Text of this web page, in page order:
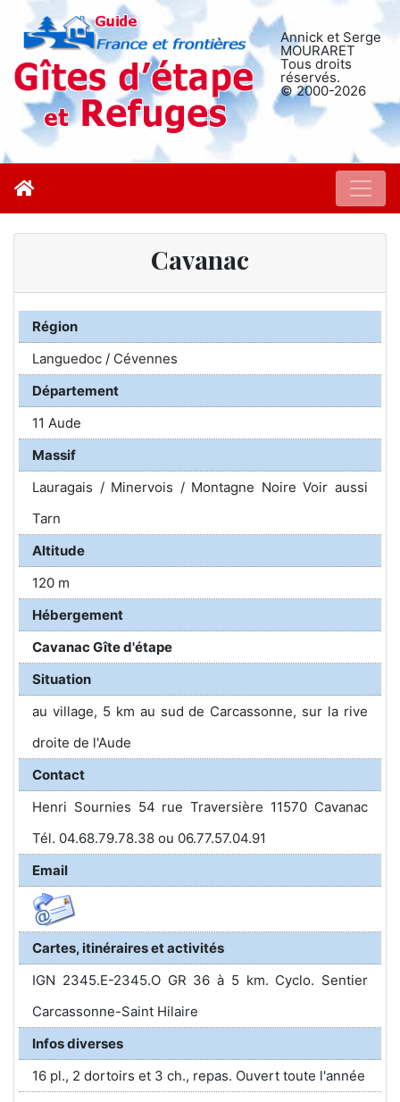
Annick et Serge
MOURARET
Tous droits
réservés.
© 2000-2026
Cavanac
Région
Languedoc / Cévennes
Département
11 Aude
Massif
Lauragais / Minervois / Montagne Noire Voir aussi
Tarn
Altitude
120 m
Hébergement
Cavanac Gîte d'étape
Situation
au village, 5 km au sud de Carcassonne, sur la rive
droite de l'Aude
Contact
Henri Sournies 54 rue Traversière 11570 Cavanac
Tél. 04.68.79.78.38 ou 06.77.57.04.91
Email
Cartes, itinéraires et activités
IGN 2345.E-2345.O GR 36 à 5 km. Cyclo. Sentier
Carcassonne-Saint Hilaire
Infos diverses
16 pl., 2 dortoirs et 3 ch., repas. Ouvert toute l'année